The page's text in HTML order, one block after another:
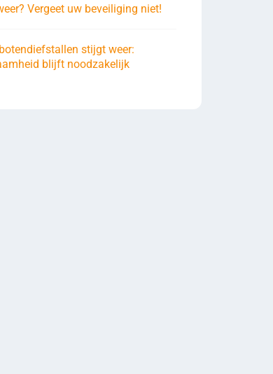
Vergeet uw beveiliging niet!
stijgt weer:
blijft noodzakelijk